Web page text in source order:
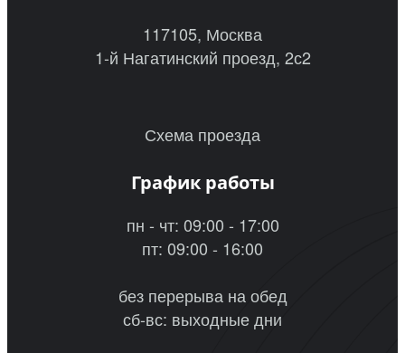
117105, Москва
1-й Нагатинский проезд, 2с2
Схема проезда
График работы
пн - чт: 09:00 - 17:00
пт: 09:00 - 16:00
без перерыва на обед
сб-вс: выходные дни